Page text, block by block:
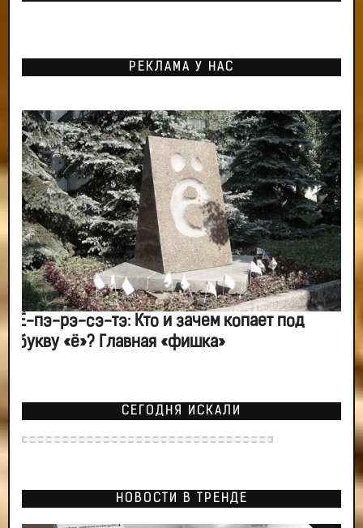
РЕКЛАМА У НАС
Ё-пэ-рэ-сэ-тэ: Кто и зачем копает под
букву «ё»? Главная «фишка»
СЕГОДНЯ ИСКАЛИ
НОВОСТИ В ТРЕНДЕ